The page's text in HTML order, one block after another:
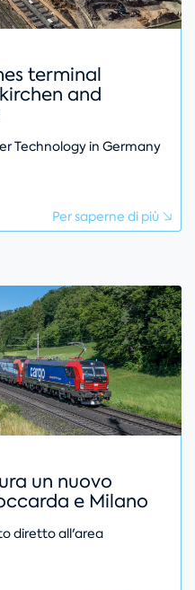
terminal
and
Technology in Germany
Per saperne di più
un nuovo
e Milano
diretto all'area